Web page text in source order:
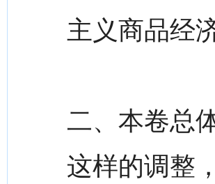
主义商品经
二、本卷总
这样的调整